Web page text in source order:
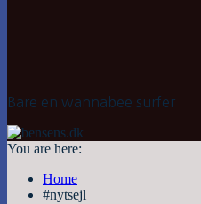
Bare en wannabee surfer
You are here:
Home
#nytsejl